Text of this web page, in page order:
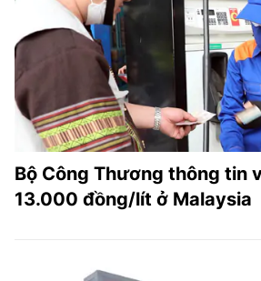
Bộ Công Thương thông tin
13.000 đồng/lít ở Malaysia